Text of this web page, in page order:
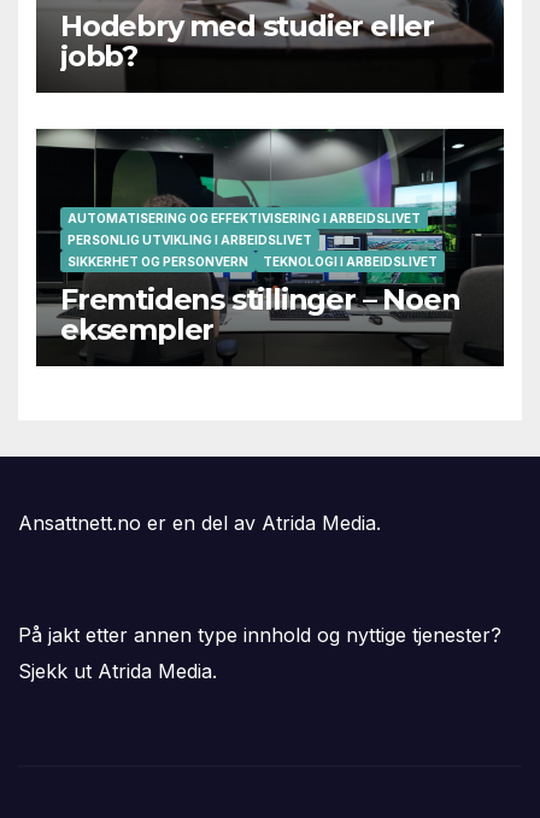
Hodebry med studier eller
jobb?
AUTOMATISERING OG EFFEKTIVISERING I ARBEIDSLIVET
PERSONLIG UTVIKLING I ARBEIDSLIVET
SIKKERHET OG PERSONVERN
TEKNOLOGI I ARBEIDSLIVET
Fremtidens stillinger – Noen
eksempler
Ansattnett.no er en del av Atrida Media.
På jakt etter annen type innhold og nyttige tjenester?
Sjekk ut Atrida Media.